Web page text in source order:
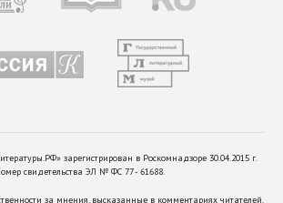
зарегистрирован в Роскомнадзоре 30.04.2015 г.
свидетельства ЭЛ № ФС 77 - 61688.
за мнения, высказанные в комментариях читателей.